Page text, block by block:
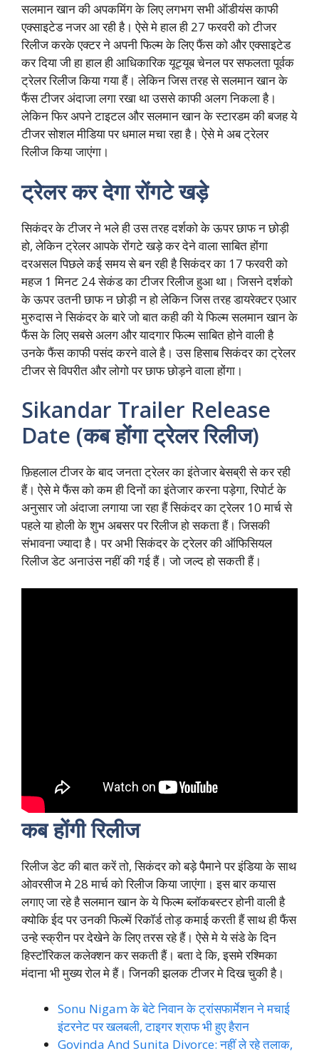
सलमान खान की अपकमिंग के लिए लगभग सभी ऑडीयंस काफी
एक्साइटेड नजर आ रही है। ऐसे मे हाल ही 27 फरवरी को टीजर
रिलीज करके एक्टर ने अपनी फिल्म के लिए फैंस को और एक्साइटेड
कर दिया जी हा हाल ही आधिकारिक यूट्यूब चेनल पर सफलता पूर्वक
ट्रेलर रिलीज किया गया हैं। लेकिन जिस तरह से सलमान खान के
फैंस टीजर अंदाजा लगा रखा था उससे काफी अलग निकला है।
लेकिन फिर अपने टाइटल और सलमान खान के स्टारडम की बजह ये
टीजर सोशल मीडिया पर धमाल मचा रहा है। ऐसे मे अब ट्रेलर
रिलीज किया जाएंगा।
ट्रेलर कर देगा रोंगटे खड़े
सिकंदर के टीजर ने भले ही उस तरह दर्शको के ऊपर छाफ न छोड़ी
हो, लेकिन ट्रेलर आपके रोंगटे खड़े कर देने वाला साबित होंगा
दरअसल पिछले कई समय से बन रही है सिकंदर का 17 फरवरी को
महज 1 मिनट 24 सेकंड का टीजर रिलीज हुआ था। जिसने दर्शको
के ऊपर उतनी छाफ न छोड़ी न हो लेकिन जिस तरह डायरेक्टर एआर
मुरुदास ने सिकंदर के बारे जो बात कही की ये फिल्म सलमान खान के
फैंस के लिए सबसे अलग और यादगार फिल्म साबित होने वाली है
उनके फैंस काफी पसंद करने वाले है। उस हिसाब सिकंदर का ट्रेलर
टीजर से विपरीत और लोगो पर छाफ छोड़ने वाला होंगा।
Sikandar Trailer Release
Date (कब होंगा ट्रेलर रिलीज)
फ़िहलाल टीजर के बाद जनता ट्रेलर का इंतेजार बेसब्री से कर रही
हैं। ऐसे मे फैंस को कम ही दिनों का इंतेजार करना पड़ेगा, रिपोर्ट के
अनुसार जो अंदाजा लगाया जा रहा हैं सिकंदर का ट्रेलर 10 मार्च से
पहले या होली के शुभ अबसर पर रिलीज हो सकता हैं। जिसकी
संभावना ज्यादा है। पर अभी सिकंदर के ट्रेलर की ऑफिसियल
रिलीज डेट अनाउंस नहीं की गई हैं। जो जल्द हो सकती हैं।
कब होंगी रिलीज
रिलीज डेट की बात करें तो, सिकंदर को बड़े पैमाने पर इंडिया के साथ
ओवरसीज मे 28 मार्च को रिलीज किया जाएंगा। इस बार कयास
लगाए जा रहे है सलमान खान के ये फिल्म ब्लॉकबस्टर होनी वाली है
क्योकि ईद पर उनकी फिल्में रिकॉर्ड तोड़ कमाई करती हैं साथ ही फैंस
उन्हे स्क्रीन पर देखेने के लिए तरस रहे हैं। ऐसे मे ये संडे के दिन
हिस्टॉरिकल कलेक्शन कर सकती हैं। बता दे कि, इसमे रश्मिका
मंदाना भी मुख्य रोल मे हैं। जिनकी झलक टीजर मे दिख चुकी है।
Sonu Nigam के बेटे निवान के ट्रांसफार्मेशन ने मचाई
इंटरनेट पर खलबली, टाइगर श्राफ भी हुए हैरान
Govinda And Sunita Divorce: नहीं ले रहे तलाक,